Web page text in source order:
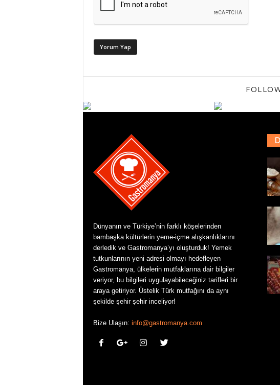
Dünyanın ve Türkiye’nin farklı köşelerinden
bambaşka kültürlerin yeme-içme alışkanlıklarını
derledik ve Gastromanya’yı oluşturduk! Yemek
tutkunlarının yeni adresi olmayı hedefleyen
Gastromanya, ülkelerin mutfaklarına dair bilgiler
veriyor, bu bilgileri uygulayabileceğiniz tarifleri bir
araya getiriyor. Üstelik Türk mutfağını da aynı
şekilde şehir şehir inceliyor!
Bize Ulaşın: info@gastromanya.com